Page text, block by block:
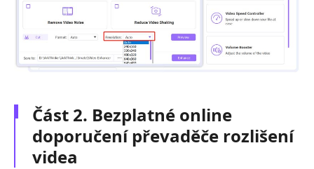
Část 2. Bezplatné online
doporučení převaděče rozlišení
videa